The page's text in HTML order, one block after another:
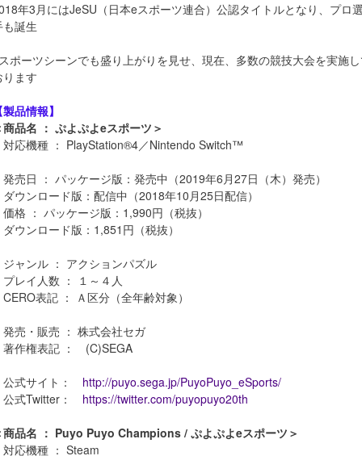
年3月にはJeSU（日本eスポーツ連合）公認タイトルとなり、プロ選
も誕生
ポーツシーンでも盛り上がりを見せ、現在、多数の競技大会を実施し
ります
品情報】
商品名 ： ぷよぷよeスポーツ＞
対応機種 ： PlayStation®4／Nintendo Switch™
発売日 ： パッケージ版：発売中（2019年6月27日（木）発売）
ダウンロード版：配信中（2018年10月25日配信）
価格 ： パッケージ版：1,990円（税抜）
ダウンロード版：1,851円（税抜）
ジャンル ： アクションパズル
プレイ人数 ： １～４人
CERO表記 ： Ａ区分（全年齢対象）
発売・販売 ： 株式会社セガ
著作権表記 ： (C)SEGA
公式サイト： http://puyo.sega.jp/PuyoPuyo_eSports/
公式Twitter： https://twitter.com/puyopuyo20th
商品名 ： Puyo Puyo Champions / ぷよぷよeスポーツ＞
対応機種 ： Steam